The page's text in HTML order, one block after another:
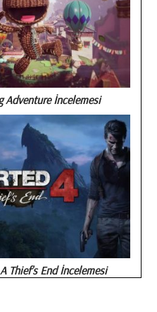
Adventure İncelemesi
Thief’s End İncelemesi